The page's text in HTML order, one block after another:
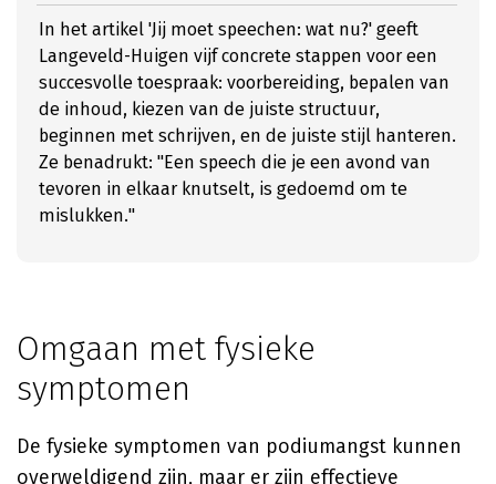
In het artikel 'Jij moet speechen: wat nu?' geeft
Langeveld-Huigen vijf concrete stappen voor een
succesvolle toespraak: voorbereiding, bepalen van
de inhoud, kiezen van de juiste structuur,
beginnen met schrijven, en de juiste stijl hanteren.
Ze benadrukt: "Een speech die je een avond van
tevoren in elkaar knutselt, is gedoemd om te
mislukken."
Omgaan met fysieke
symptomen
De fysieke symptomen van podiumangst kunnen
overweldigend zijn, maar er zijn effectieve